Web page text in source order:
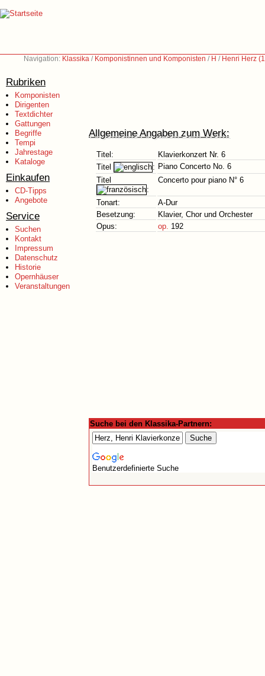
Navigation: Klassika / Komponistinnen und Komponisten / H / Henri Herz
Rubriken
Komponisten
Dirigenten
Textdichter
Gattungen
Begriffe
Tempi
Jahrestage
Kataloge
Einkaufen
CD-Tipps
Angebote
Service
Suchen
Kontakt
Impressum
Datenschutz
Historie
Opernhäuser
Veranstaltungen
Allgemeine Angaben zum Werk:
Titel:
Klavierkonzert Nr. 6
Titel
: Piano Concerto No. 6
Titel
:
Concerto pour piano N° 6
Tonart:
A-Dur
Besetzung:
Klavier, Chor und Orchester
Opus:
op. 192
Suche bei den Klassika-Partnern:
Benutzerdefinierte Suche